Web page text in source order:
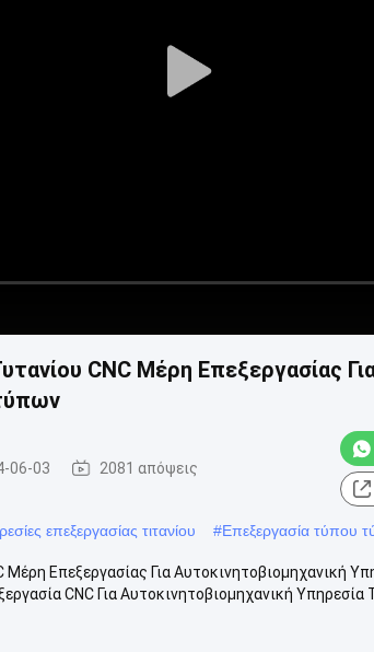
Play
CNC Μέρη Επεξεργασίας
06-03 2081 απόψεις
επεξεργασίας τιτανίου #Επεξεργασία τύπου
Επεξεργασίας Για Αυτοκινητοβιομηχανική
CNC Για Αυτοκινητοβιομηχανική Υπηρεσία